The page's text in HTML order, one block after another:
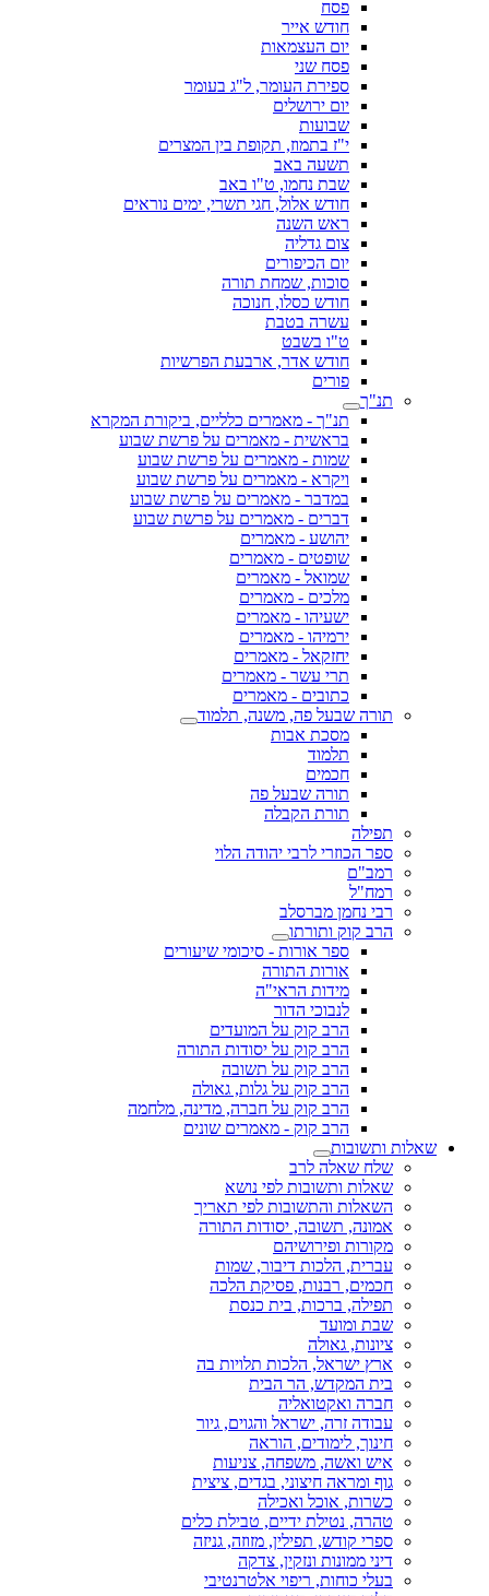
פסח
חודש אייר
יום העצמאות
פסח שני
ספירת העומר, ל"ג בעומר
יום ירושלים
שבועות
י"ז בתמוז, תקופת בין המצרים
תשעה באב
שבת נחמו, ט"ו באב
חודש אלול, חגי תשרי, ימים נוראים
ראש השנה
צום גדליה
יום הכיפורים
סוכות, שמחת תורה
חודש כסלו, חנוכה
עשרה בטבת
ט"ו בשבט
חודש אדר, ארבעת הפרשיות
פורים
תנ"ך
תנ"ך - מאמרים כלליים, ביקורת המקרא
בראשית - מאמרים על פרשת שבוע
שמות - מאמרים על פרשת שבוע
ויקרא - מאמרים על פרשת שבוע
במדבר - מאמרים על פרשת שבוע
דברים - מאמרים על פרשת שבוע
יהושע - מאמרים
שופטים - מאמרים
שמואל - מאמרים
מלכים - מאמרים
ישעיהו - מאמרים
ירמיהו - מאמרים
יחזקאל - מאמרים
תרי עשר - מאמרים
כתובים - מאמרים
תורה שבעל פה, משנה, תלמוד
מסכת אבות
תלמוד
חכמים
תורה שבעל פה
תורת הקבלה
תפילה
ספר הכוזרי לרבי יהודה הלוי
רמב"ם
רמח"ל
רבי נחמן מברסלב
הרב קוק ותורתו
ספר אורות - סיכומי שיעורים
אורות התורה
מידות הראי"ה
לנבוכי הדור
הרב קוק על המועדים
הרב קוק על יסודות התורה
הרב קוק על תשובה
הרב קוק על גלות, גאולה
הרב קוק על חברה, מדינה, מלחמה
הרב קוק - מאמרים שונים
שאלות ותשובות
שלח שאלה לרב
שאלות ותשובות לפי נושא
השאלות והתשובות לפי תאריך
אמונה, תשובה, יסודות התורה
מקורות ופירושיהם
עברית, הלכות דיבור, שמות
חכמים, רבנות, פסיקת הלכה
תפילה, ברכות, בית כנסת
שבת ומועד
ציונות, גאולה
ארץ ישראל, הלכות תלויות בה
בית המקדש, הר הבית
חברה ואקטואליה
עבודה זרה, ישראל והגוים, גיור
חינוך, לימודים, הוראה
איש ואשה, משפחה, צניעות
גוף ומראה חיצוני, בגדים, ציצית
כשרות, אוכל ואכילה
טהרה, נטילת ידיים, טבילת כלים
ספרי קודש, תפילין, מזוזה, גניזה
דיני ממונות ונזקין, צדקה
בעלי כוחות, ריפוי אלטרנטיבי